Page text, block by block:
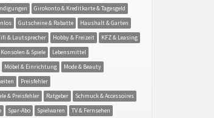
Girokonto & Kreditkarte & Tagesgeld
Gutscheine & Rabatte
Haushalt & Garten
& Lautsprecher Hobby & Freizeit
KFZ & Leasing
Konsolen & Spiele
Lebensmittel
Möbel & Einrichtung
Mode & Beauty
Preisfehler
& Preisfehler
Ratgeber
Schmuck & Accessoires
Spar-Abo Spielwaren
TV & Fernsehen